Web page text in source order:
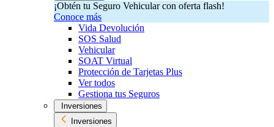
¡Obtén tu Seguro Vehicular con oferta flash!
Conoce más
Vida Devolución
SOS Salud
Vehicular
SOAT Virtual
Protección de Tarjetas Plus
Ver todos
Gestiona tus Seguros
Inversiones
Inversiones